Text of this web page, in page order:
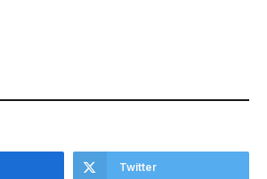
Twitter